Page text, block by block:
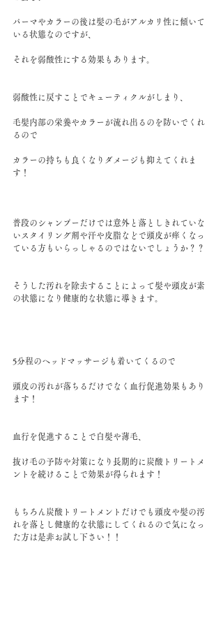
パーマやカラーの後は髪の毛がアルカリ性に傾いて
いる状態なのですが、
それを弱酸性にする効果もあります。
弱酸性に戻すことでキューティクルがしまり、
毛髪内部の栄養やカラーが流れ出るのを防いでくれ
るので
カラーの持ちも良くなりダメージも抑えてくれま
す！
普段のシャンプーだけでは意外と落としきれていな
いスタイリング剤や汗や皮脂などで頭皮が痒くなっ
ている方もいらっしゃるのではないでしょうか？？
そうした汚れを除去することによって髪や頭皮が素
の状態になり健康的な状態に導きます。
5分程のヘッドマッサージも着いてくるので
頭皮の汚れが落ちるだけでなく血行促進効果もあり
ます！
血行を促進することで白髪や薄毛、
抜け毛の予防や対策になり長期的に炭酸トリートメ
ントを続けることで効果が得られます！
もちろん炭酸トリートメントだけでも頭皮や髪の汚
れを落とし健康的な状態にしてくれるので気になっ
た方は是非お試し下さい！！